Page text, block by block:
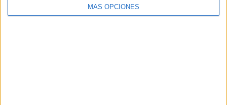
MÁS OPCIONES